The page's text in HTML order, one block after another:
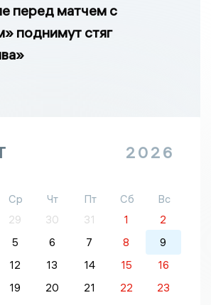
перед матчем с
поднимут стяг
2026
Ср Чт Пт Сб
Вс
29 30 31 1
2
5 6 7 8
9
12 13 14 15
16
19 20 21 22
23